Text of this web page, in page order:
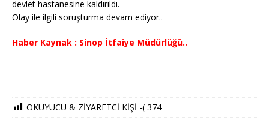
devlet hastanesine kaldırıldı.
Olay ile ilgili soruşturma devam ediyor..
Haber Kaynak : Sinop İtfaiye Müdürlüğü..
OKUYUCU & ZİYARETCİ KİŞİ -( 374